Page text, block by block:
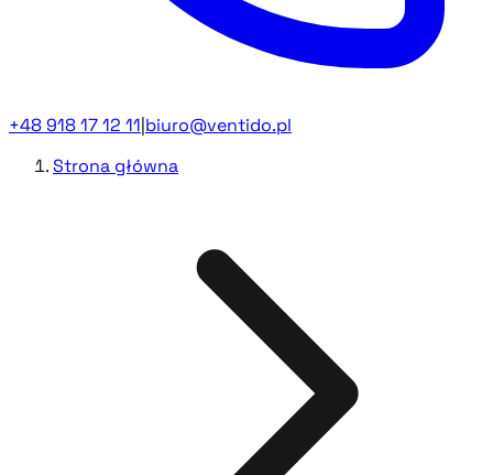
+48 918 17 12 11 biuro@ventido.pl
Strona główna